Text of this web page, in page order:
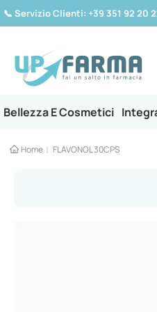
📞 Servizio Clienti: +39 351 92 20
Bellezza E Cosmetici
Home FLAVONOL 30CPS